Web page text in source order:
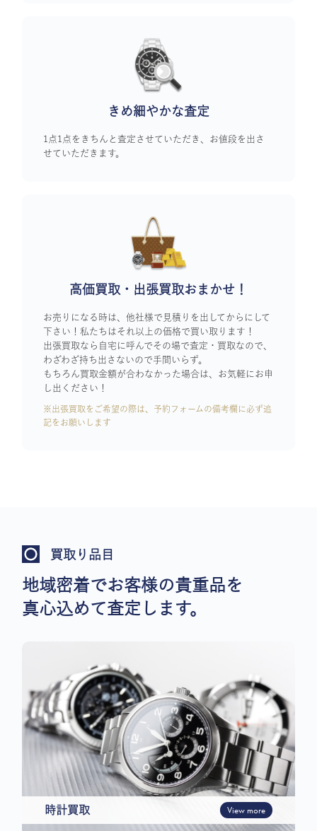
きめ細やかな査定
1点1点をきちんと査定させていただき、お値段を出さ
せていただきます。
高価買取・出張買取おまかせ！
お売りになる時は、他社様で見積りを出してからにして
下さい！私たちはそれ以上の価格で買い取ります！
出張買取なら自宅に呼んでその場で査定・買取なので、
わざわざ持ち出さないので手間いらず。
もちろん買取金額が合わなかった場合は、お気軽にお申
し出ください！
※出張買取をご希望の際は、予約フォームの備考欄に必ず追
記をお願いします
買取り品目
地域密着でお客様の貴重品を
真心込めて査定します。
時計買取 View more